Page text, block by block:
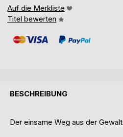
Auf die Merkliste
Titel bewerten
BESCHREIBUNG
Der einsame Weg aus der Gewalt